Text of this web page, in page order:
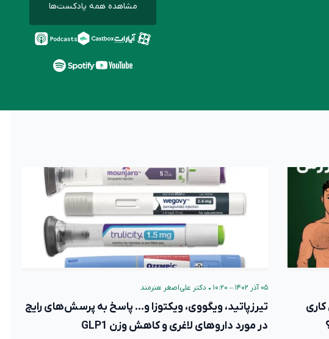
مشاهده همه پادکست‌ها
۰۵ آذر ۱۴۰۲ – ۱۰:۲۰ • دکتر علی‌اصغر هنرمند
تیرزپاتید، ویگووی، ویکتوزا و… پاسخ به پرسش‌های رایج
در مورد داروهای لاغری و کاهش وزن GLP1